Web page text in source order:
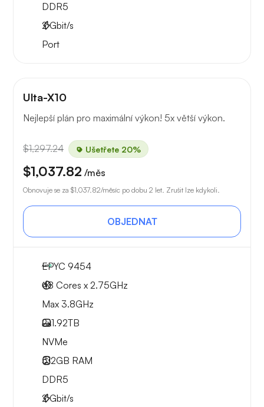
DDR5
2Gbit/s
Port
Ulta-X10
Nejlepší plán pro maximální výkon! 5x větší výkon.
$1,297.24 Ušetřete 20%
$1,037.82 /měs
Obnovuje se za $1,037.82/měsíc po dobu 2 let. Zrušit lze kdykoli.
OBJEDNAT
EPYC 9454
48 Cores x 2.75GHz
Max 3.8GHz
2x1.92TB
NVMe
512GB RAM
DDR5
2Gbit/s